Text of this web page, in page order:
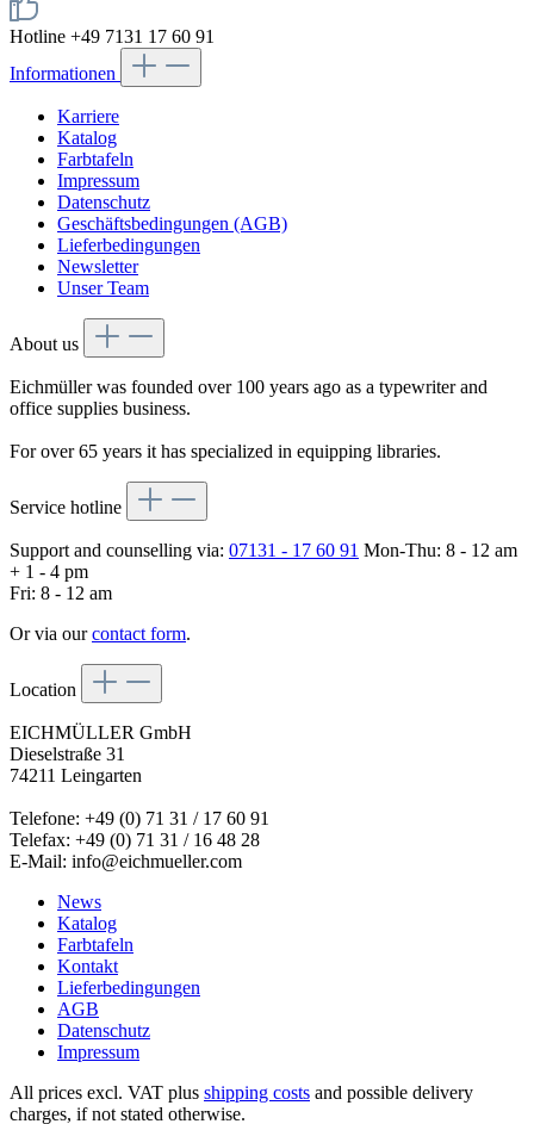
Hotline +49 7131 17 60 91
Informationen
Karriere
Katalog
Farbtafeln
Impressum
Datenschutz
Geschäftsbedingungen (AGB)
Lieferbedingungen
Newsletter
Unser Team
About us
Eichmüller was founded over 100 years ago as a typewriter and
office supplies business.
For over 65 years it has specialized in equipping libraries.
Service hotline
Support and counselling via: 07131 - 17 60 91 Mon-Thu: 8 - 12 am
+ 1 - 4 pm
Fri: 8 - 12 am
Or via ourcontact form.
Location
EICHMÜLLER GmbH
Dieselstraße 31
74211 Leingarten
Telefone: +49 (0) 71 31 / 17 60 91
Telefax: +49 (0) 71 31 / 16 48 28
E-Mail: info@eichmueller.com
News
Katalog
Farbtafeln
Kontakt
Lieferbedingungen
AGB
Datenschutz
Impressum
All prices excl. VAT plus shipping costs and possible delivery
charges, if not stated otherwise.